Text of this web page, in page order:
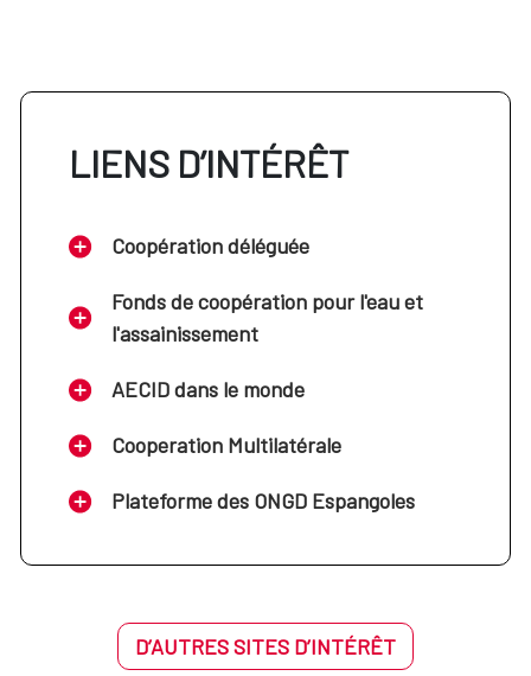
LIENS D’INTÉRÊT
Coopération déléguée
Fonds de coopération pour l'eau et
l'assainissement
AECID dans le monde
Cooperation Multilatérale
Plateforme des ONGD Espangoles
D’AUTRES SITES D’INTÉRÊT